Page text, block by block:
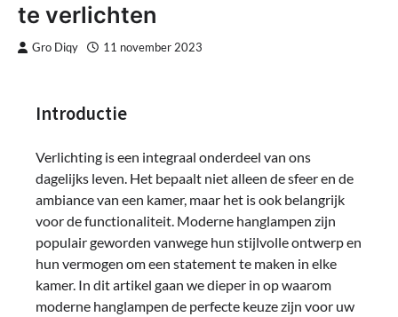
te verlichten
Gro Diqy 11 november 2023
Introductie
Verlichting is een integraal onderdeel van ons
dagelijks leven. Het bepaalt niet alleen de sfeer en de
ambiance van een kamer, maar het is ook belangrijk
voor de functionaliteit. Moderne hanglampen zijn
populair geworden vanwege hun stijlvolle ontwerp en
hun vermogen om een statement te maken in elke
kamer. In dit artikel gaan we dieper in op waarom
moderne hanglampen de perfecte keuze zijn voor uw